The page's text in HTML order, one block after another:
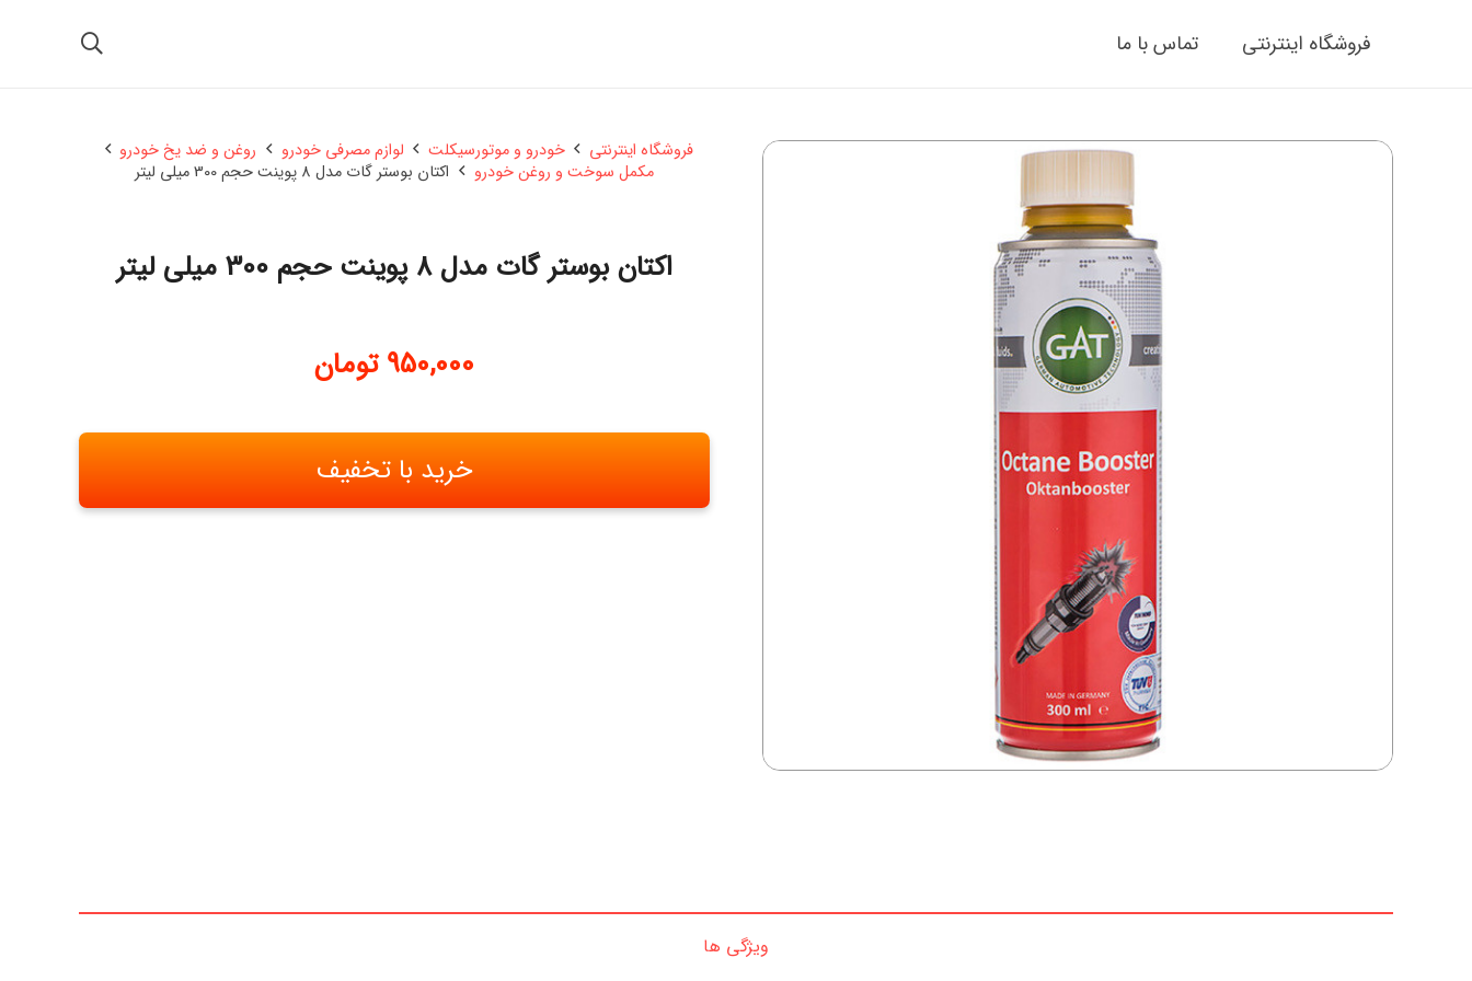
فروشگاه اینترنتی تماس با ما
فروشگاه اینترنتی خودرو و موتورسیکلت لوازم مصرفی خودرو
روغن و ضد یخ خودرو
مکمل سوخت و روغن خودرو
اکتان بوستر گات مدل 8 پوینت حجم 300 میلی لیتر
اکتان بوستر گات مدل 8 پوینت حجم 300 میلی لیتر
950,000 تومان
خرید با تخفیف
ویژگی ها